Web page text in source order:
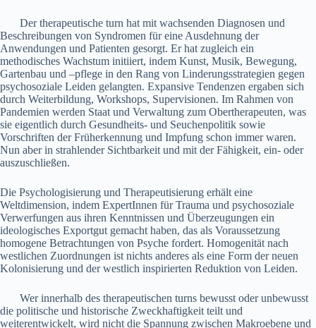
Der therapeutische turn hat mit wachsenden Diagnosen und
Beschreibungen von Syndromen für eine Ausdehnung der
Anwendungen und Patienten gesorgt. Er hat zugleich ein
methodisches Wachstum initiiert, indem Kunst, Musik, Bewegung,
Gartenbau und –pflege in den Rang von Linderungsstrategien gegen
psychosoziale Leiden gelangten. Expansive Tendenzen ergaben sich
durch Weiterbildung, Workshops, Supervisionen. Im Rahmen von
Pandemien werden Staat und Verwaltung zum Obertherapeuten, was
sie eigentlich durch Gesundheits- und Seuchenpolitik sowie
Vorschriften der Früherkennung und Impfung schon immer waren.
Nun aber in strahlender Sichtbarkeit und mit der Fähigkeit, ein- oder
auszuschließen.
Die Psychologisierung und Therapeutisierung erhält eine
Weltdimension, indem ExpertInnen für Trauma und psychosoziale
Verwerfungen aus ihren Kenntnissen und Überzeugungen ein
ideologisches Exportgut gemacht haben, das als Voraussetzung
homogene Betrachtungen von Psyche fordert. Homogenität nach
westlichen Zuordnungen ist nichts anderes als eine Form der neuen
Kolonisierung und der westlich inspirierten Reduktion von Leiden.
Wer innerhalb des therapeutischen turns bewusst oder unbewusst
die politische und historische Zweckhaftigkeit teilt und
weiterentwickelt, wird nicht die Spannung zwischen Makroebene und